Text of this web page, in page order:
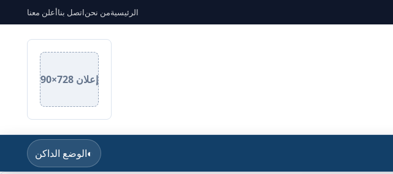
الرئيسيةمن نحناتصل بناأعلن معنا
إعلان 728×90
◐الوضع الداكن